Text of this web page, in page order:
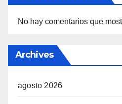
No hay comentarios que
Archives
agosto 2026